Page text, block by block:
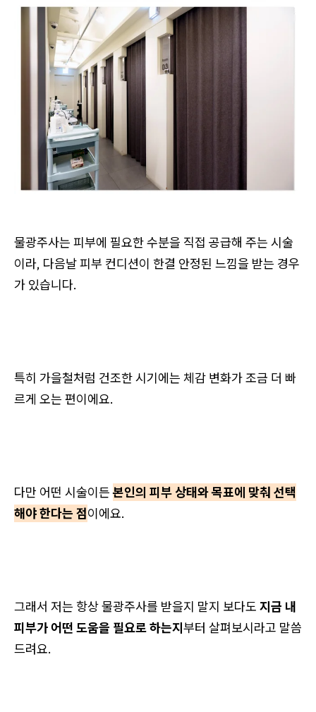
물광주사는 피부에 필요한 수분을 직접 공급해 주는 시술
이라, 다음날 피부 컨디션이 한결 안정된 느낌을 받는 경우
가 있습니다.
특히 가을철처럼 건조한 시기에는 체감 변화가 조금 더 빠
르게 오는 편이에요.
다만 어떤 시술이든본인의 피부 상태와 목표에 맞춰 선택
해야 한다는 점이에요.
그래서 저는 항상 물광주사를 받을지 말지 보다도 지금 내
피부가 어떤 도움을 필요로 하는지부터 살펴보시라고 말씀
드려요.